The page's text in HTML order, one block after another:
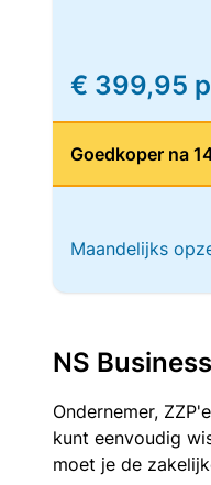
€ 399,95
Goedkoper na
Maandelijks
NS
Ondernemer,
kunt eenvoudig
moet je de